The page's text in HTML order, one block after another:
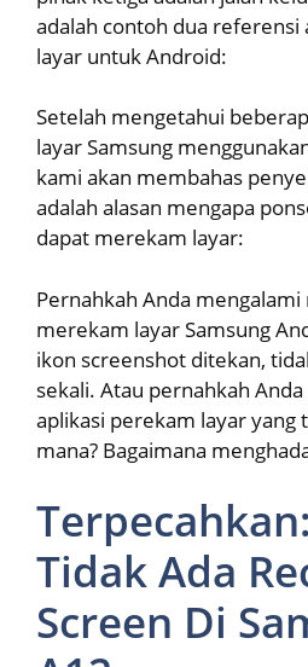
adalah contoh dua referensi
layar untuk Android:
Setelah mengetahui
layar Samsung
kami akan membahas
adalah alasan mengapa
dapat merekam layar:
Pernahkah Anda mengalami
merekam layar Samsung
ikon screenshot ditekan,
sekali. Atau pernahkah
aplikasi perekam layar yang
mana? Bagaimana
Tidak Ada
Screen Di